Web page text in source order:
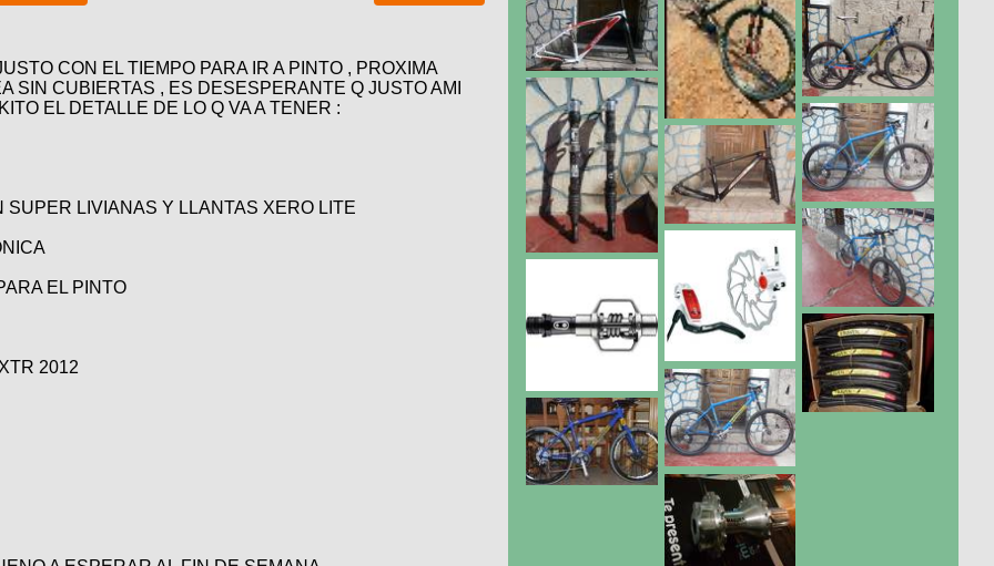
CON EL TIEMPO PARA IR A PINTO , PROXIMA
SIN CUBIERTAS , ES DESESPERANTE Q JUSTO AMI
EL DETALLE DE LO Q VA A TENER :
LIVIANAS Y LLANTAS XERO LITE
EL PINTO
2012